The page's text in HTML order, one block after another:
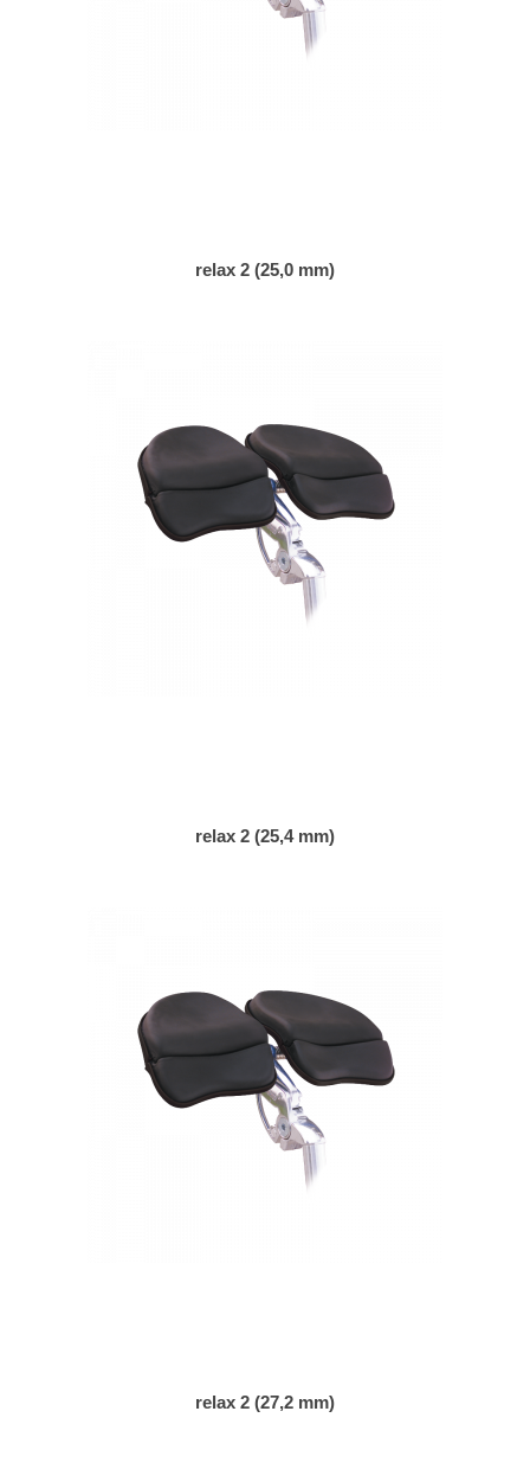
relax 2 (25,0 mm)
relax 2 (25,4 mm)
relax 2 (27,2 mm)